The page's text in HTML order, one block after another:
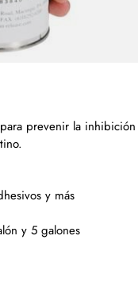
prevenir la
y más
y 5 galones